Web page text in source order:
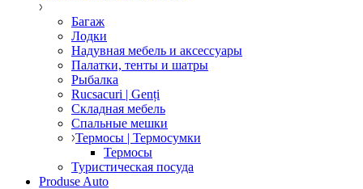
Багаж
Лодки
Надувная мебель и аксессуары
Палатки, тенты и шатры
Рыбалка
Rucsacuri | Genți
Складная мебель
Спальные мешки
Термосы | Термосумки
Термосы
Туристическая посуда
Produse Auto